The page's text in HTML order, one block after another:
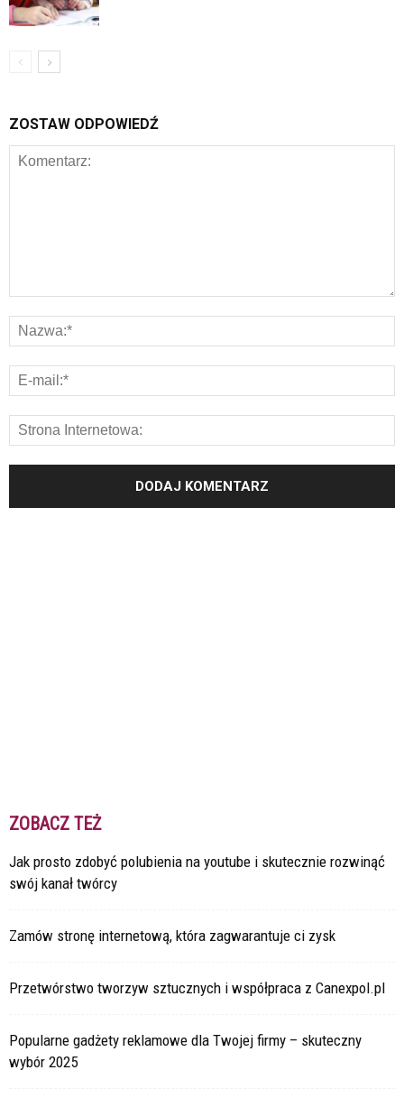
ZOSTAW ODPOWIEDŹ
ZOBACZ TEŻ
Jak prosto zdobyć polubienia na youtube i skutecznie rozwinąć
swój kanał twórcy
Zamów stronę internetową, która zagwarantuje ci zysk
Przetwórstwo tworzyw sztucznych i współpraca z Canexpol.pl
Popularne gadżety reklamowe dla Twojej firmy – skuteczny
wybór 2025